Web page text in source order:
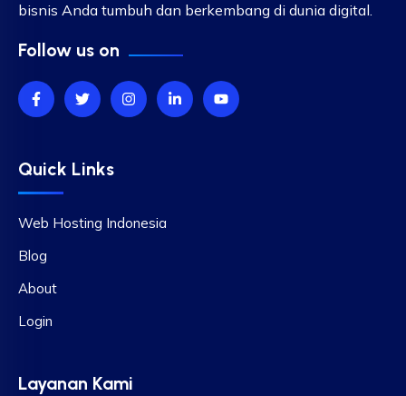
bisnis Anda tumbuh dan berkembang di dunia digital.
Follow us on
Quick Links
Web Hosting Indonesia
Blog
About
Login
Layanan Kami